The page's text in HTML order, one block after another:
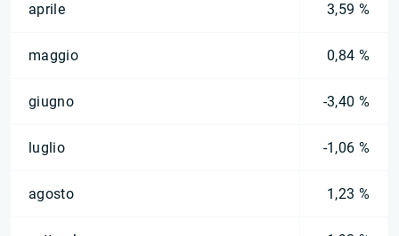
aprile 3,59 %
maggio 0,84 %
giugno -3,40 %
luglio -1,06 %
agosto 1,23 %